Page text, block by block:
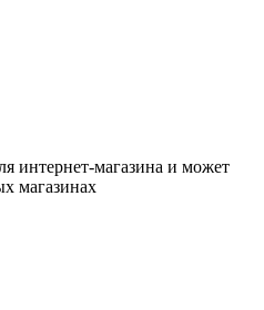
интернет-магазина и может
магазинах